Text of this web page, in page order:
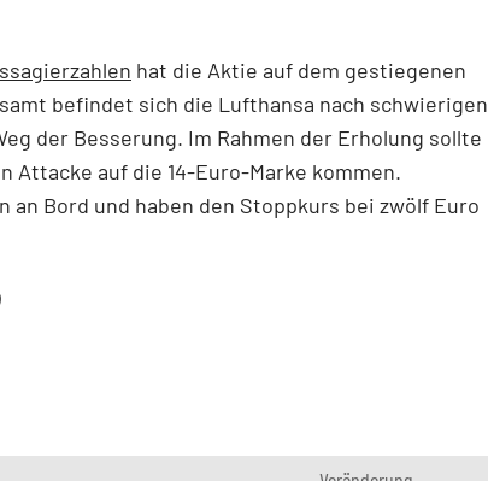
hat die Aktie auf dem gestiegenen
befindet sich die Lufthansa nach schwierigen
der Besserung. Im Rahmen der Erholung sollte
Attacke auf die 14-Euro-Marke kommen.
Bord und haben den Stoppkurs bei zwölf Euro